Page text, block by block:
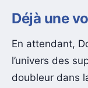
Déjà une
En attendant,
l’univers des
doubleur dans